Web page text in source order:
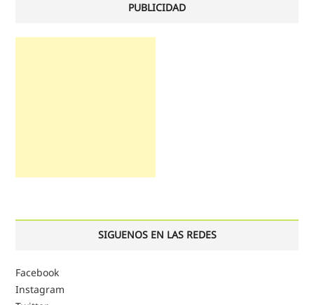
PUBLICIDAD
SIGUENOS EN LAS REDES
Facebook
Instagram